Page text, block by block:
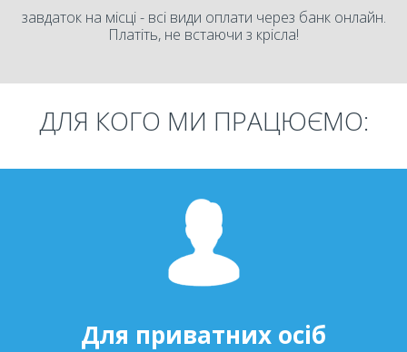
завдаток на місці - всі види оплати через банк онлайн.
Платіть, не встаючи з крісла!
ДЛЯ КОГО МИ ПРАЦЮЄМО:
Для приватних осіб